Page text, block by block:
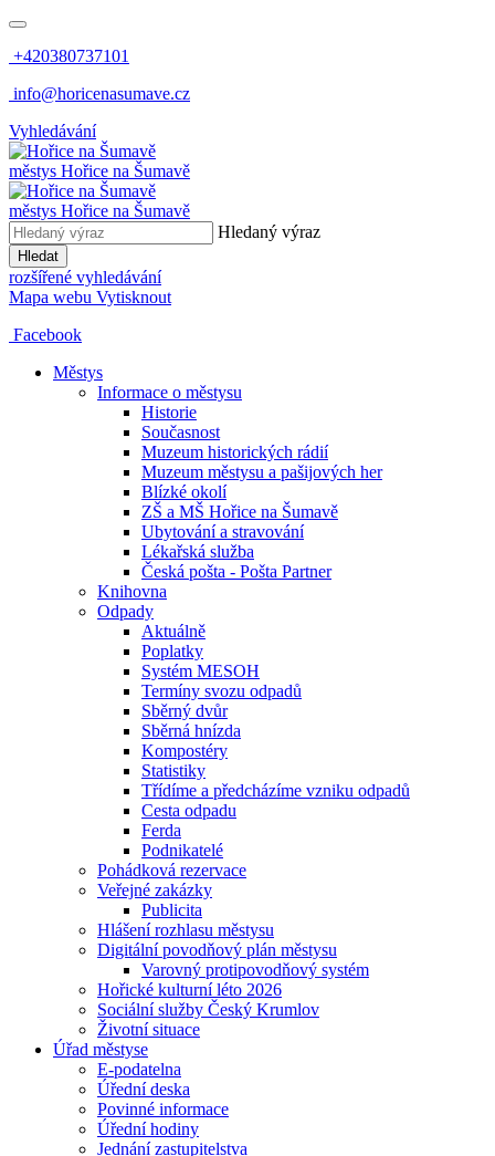
+420380737101
info@horicenasumave.cz
Vyhledávání
městys Hořice na Šumavě
městys Hořice na Šumavě
Hledaný výraz
Hledat
rozšířené vyhledávání
Mapa webu Vytisknout
Facebook
Městys
Informace o městysu
Historie
Současnost
Muzeum historických rádií
Muzeum městysu a pašijových her
Blízké okolí
ZŠ a MŠ Hořice na Šumavě
Ubytování a stravování
Lékařská služba
Česká pošta - Pošta Partner
Knihovna
Odpady
Aktuálně
Poplatky
Systém MESOH
Termíny svozu odpadů
Sběrný dvůr
Sběrná hnízda
Kompostéry
Statistiky
Třídíme a předcházíme vzniku odpadů
Cesta odpadu
Ferda
Podnikatelé
Pohádková rezervace
Veřejné zakázky
Publicita
Hlášení rozhlasu městysu
Digitální povodňový plán městysu
Varovný protipovodňový systém
Hořické kulturní léto 2026
Sociální služby Český Krumlov
Životní situace
Úřad městyse
E-podatelna
Úřední deska
Povinné informace
Úřední hodiny
Jednání zastupitelstva